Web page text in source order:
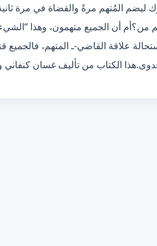
ليضم المُتهم مرةً والقضاة في مرة
أن الجميع متهمون، وهذا
علاقة القاضي-ـ المتهم، فالجميع
الكتاب من تأليف غسان